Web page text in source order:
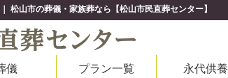
松山市の葬儀・家族葬なら【松山市民直葬センター】
儀 プラン一覧 永代供養